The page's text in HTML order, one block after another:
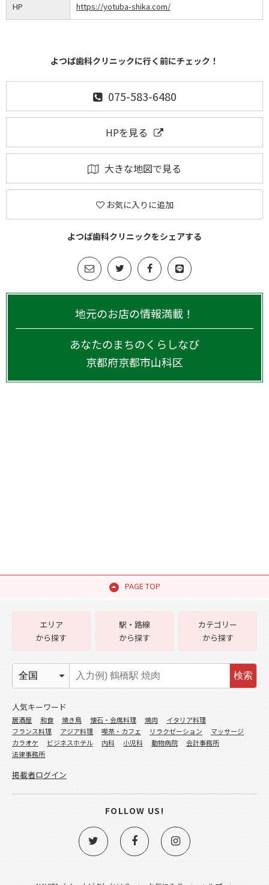
HP https://yotuba-shika.com/
よつば歯科クリニックに行く前にチェック！
075-583-6480
HPを見る
大きな地図で見る
お気に入りに追加
よつば歯科クリニックをシェアする
地元のお店の情報満載！
あなたのまちのくらしなび
京都府京都市山科区
PAGE TOP
エリア
から探す
駅・路線
から探す
カテゴリー
から探す
検索
人気キーワード
居酒屋 和食 焼き鳥 懐石・会席料理 焼肉
イタリア料理
フランス料理
アジア料理 喫茶・カフェ リラクゼーション
マッサージ
カラオケ
ビジネスホテル 内科 小児科 動物病院
会計事務所
法律事務所
掲載者ログイン
FOLLOW US!